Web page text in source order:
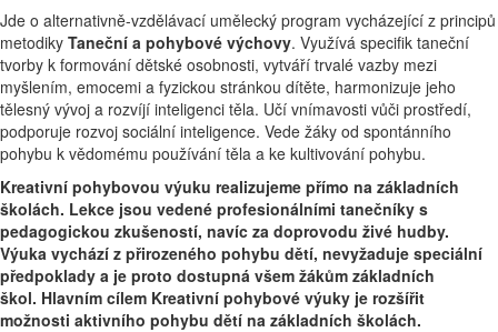
Jde o alternativně-vzdělávací umělecký program vycházející z principů
metodiky Taneční a pohybové výchovy. Využívá specifik taneční
tvorby k formování dětské osobnosti, vytváří trvalé vazby mezi
myšlením, emocemi a fyzickou stránkou dítěte, harmonizuje jeho
tělesný vývoj a rozvíjí inteligenci těla. Učí vnímavosti vůči prostředí,
podporuje rozvoj sociální inteligence. Vede žáky od spontánního
pohybu k vědomému používání těla a ke kultivování pohybu.
Kreativní pohybovou výuku realizujeme přímo na základních
školách. Lekce jsou vedené profesionálními tanečníky s
pedagogickou zkušeností, navíc za doprovodu živé hudby.
Výuka vychází z přirozeného pohybu dětí, nevyžaduje speciální
předpoklady a je proto dostupná všem žákům základních
škol. Hlavním cílem Kreativní pohybové výuky je rozšířit
možnosti aktivního pohybu dětí na základních školách.